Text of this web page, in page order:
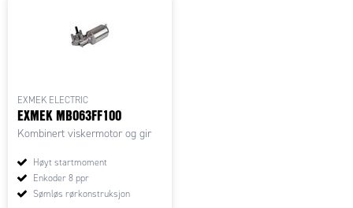
EXMEK ELECTRIC
EXMEK MB063FF100
Kombinert viskermotor og gir
Høyt startmoment
Enkoder 8 ppr
Sømløs rørkonstruksjon